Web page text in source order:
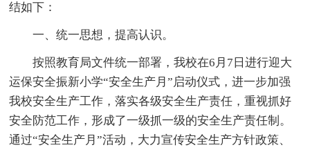
结如下：
一、统一思想，提高认识。
按照教育局文件统一部署，我校在6月7日进行迎大
运保安全振新小学“安全生产月”启动仪式，进一步加强
我校安全生产工作，落实各级安全生产责任，重视抓好
安全防范工作，形成了一级抓一级的安全生产责任制。
通过“安全生产月”活动，大力宣传安全生产方针政策、